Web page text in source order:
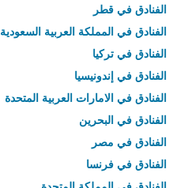
الفنادق في قطر
الفنادق في المملكة العربية السعودية
الفنادق في تركيا
الفنادق في إندونيسيا
الفنادق في الامارات العربية المتحدة
الفنادق في البحرين
الفنادق في مصر
الفنادق في فرنسا